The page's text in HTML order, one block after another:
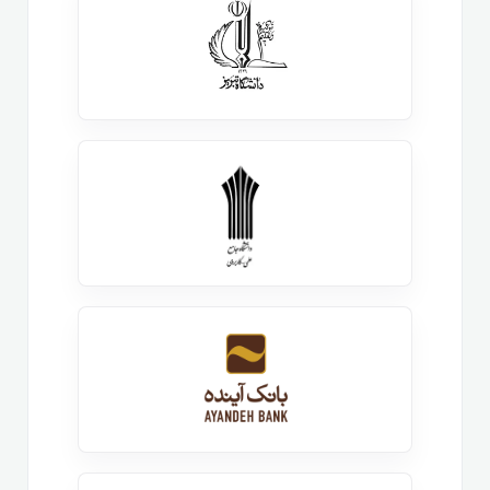
اهمیت دوره آموزشی
لینوکس اسنشیال چقدر
لینوکس این روزها در همه جا هست ، از سرویس های
شبکه گرفته ، در پلتفرم های برنامه نویسی ، وب سرورها و
باید متوجه شوند که دیگر رسما بدون لینوکس نمی توانند
در حوزه شبکه و زیرساخت و حتی برنامه نویسی بدون